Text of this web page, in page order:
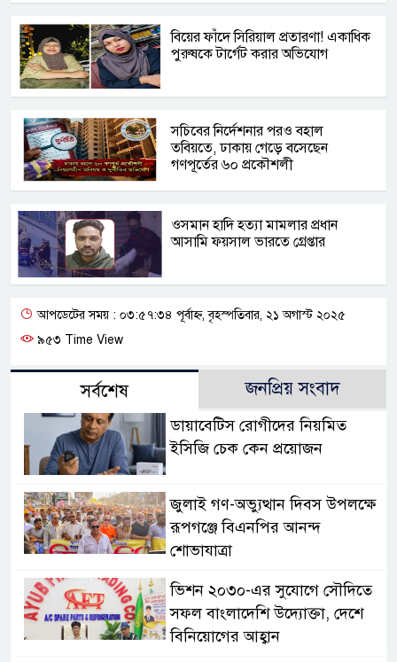
বিয়ের ফাঁদে সিরিয়াল প্রতারণা! একাধিক
পুরুষকে টার্গেট করার অভিযোগ
সচিবের নির্দেশনার পরও বহাল
তবিয়তে, ঢাকায় গেড়ে বসেছেন
গণপূর্তের ৬০ প্রকৌশলী
ওসমান হাদি হত্যা মামলার প্রধান
আসামি ফয়সাল ভারতে গ্রেপ্তার
আপডেটের সময় : ০৩:৫৭:৩৪ পূর্বাহ্ন, বৃহস্পতিবার, ২১ অগাস্ট ২০২৫
৯৫৩ Time View
সর্বশেষ জনপ্রিয় সংবাদ
ডায়াবেটিস রোগীদের নিয়মিত
ইসিজি চেক কেন প্রয়োজন
জুলাই গণ-অভ্যুত্থান দিবস উপলক্ষে
রূপগঞ্জে বিএনপির আনন্দ
শোভাযাত্রা
ভিশন ২০৩০-এর সুযোগে সৌদিতে
সফল বাংলাদেশি উদ্যোক্তা, দেশে
বিনিয়োগের আহ্বান